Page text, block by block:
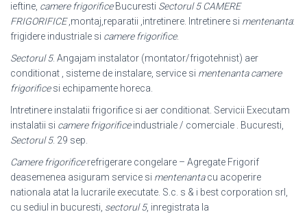
ieftine, camere frigorificeBucuresti Sectorul 5 CAMERE
FRIGORIFICE,montaj,reparatii ,intretinere. Intretinere si mentenanta:
frigidere industriale si camere frigorifice.
Sectorul 5. Angajam instalator (montator/frigotehnist) aer
conditionat , sisteme de instalare, service si mentenanta camere
frigorificesi echipamente horeca.
Intretinere instalatii frigorifice si aer conditionat. Servicii Executam
instalatii si camere frigorificeindustriale / comerciale . Bucuresti,
Sectorul 5. 29 sep.
Camere frigorificerefrigerare congelare – Agregate Frigorif
deasemenea asiguram service si mentenantacu acoperire
nationala atat la lucrarile executate. S.c. s & i best corporation srl,
cu sediul in bucuresti, sectorul 5, inregistrata la